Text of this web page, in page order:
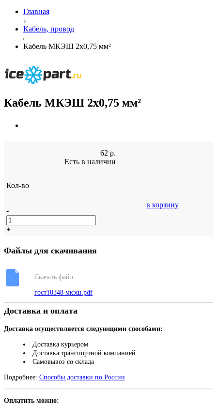
Главная
Кабель, провод
Кабель МКЭШ 2х0,75 мм²
Кабель МКЭШ 2х0,75 мм²
62 р.
Есть в наличии
Кол-во
-
+
в корзину
Файлы для скачивания
Скачать файл:
гост10348 мкэш.pdf
Доставка и оплата
Доставка осуществляется следующими способами:
Доставка курьером
Доставка транспортной компанией
Самовывоз со склада
Подробнее: Способы доставки по России
Оплатить можно: